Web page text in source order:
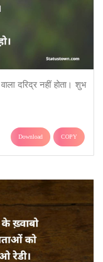
दरिद्र नहीं होता। शुभ
Download COPY